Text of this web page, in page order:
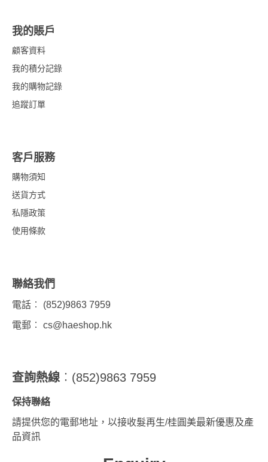
我的賬戶
顧客資料
我的積分記錄
我的購物記錄
追蹤訂單
客戶服務
購物須知
送貨方式
私隱政策
使用條款
聯絡我們
電話︰ (852)9863 7959
電郵︰ cs@haeshop.hk
查詢熱線 ︰(852)9863 7959
保持聯絡
請提供您的電郵地址，以接收髮再生/桂圓美最新優惠及產
品資訊